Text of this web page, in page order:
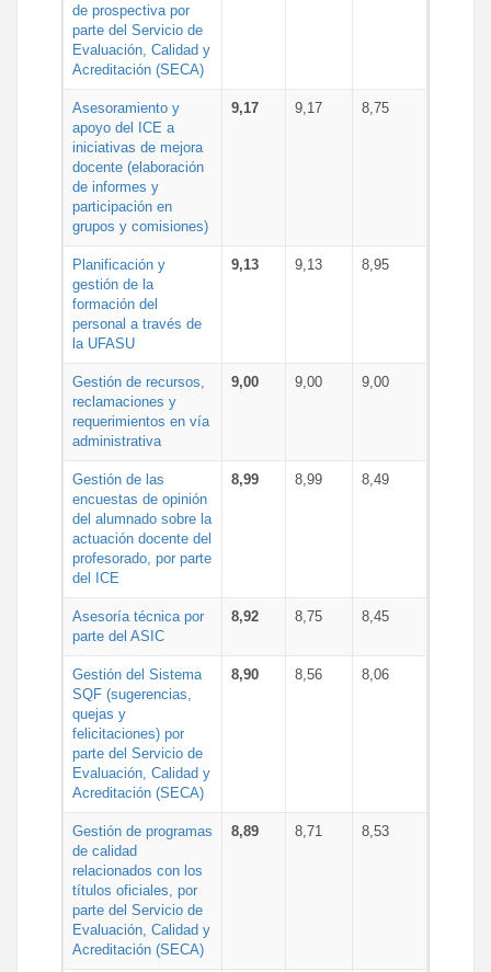
de prospectiva por
parte del Servicio de
Evaluación, Calidad y
Acreditación (SECA)
Asesoramiento y
apoyo del ICE a
iniciativas de mejora
docente (elaboración
de informes y
participación en
grupos y comisiones)
9,17 9,17 8,75
Planificación y
gestión de la
formación del
personal a través de
la UFASU
9,13 9,13 8,95
Gestión de recursos,
reclamaciones y
requerimientos en vía
administrativa
9,00 9,00 9,00
Gestión de las
encuestas de opinión
del alumnado sobre la
actuación docente del
profesorado, por parte
del ICE
8,99 8,99 8,49
Asesoría técnica por
parte del ASIC
8,92 8,75 8,45
Gestión del Sistema
SQF (sugerencias,
quejas y
felicitaciones) por
parte del Servicio de
Evaluación, Calidad y
Acreditación (SECA)
8,90 8,56 8,06
Gestión de programas
de calidad
relacionados con los
títulos oficiales, por
parte del Servicio de
Evaluación, Calidad y
Acreditación (SECA)
8,89 8,71 8,53